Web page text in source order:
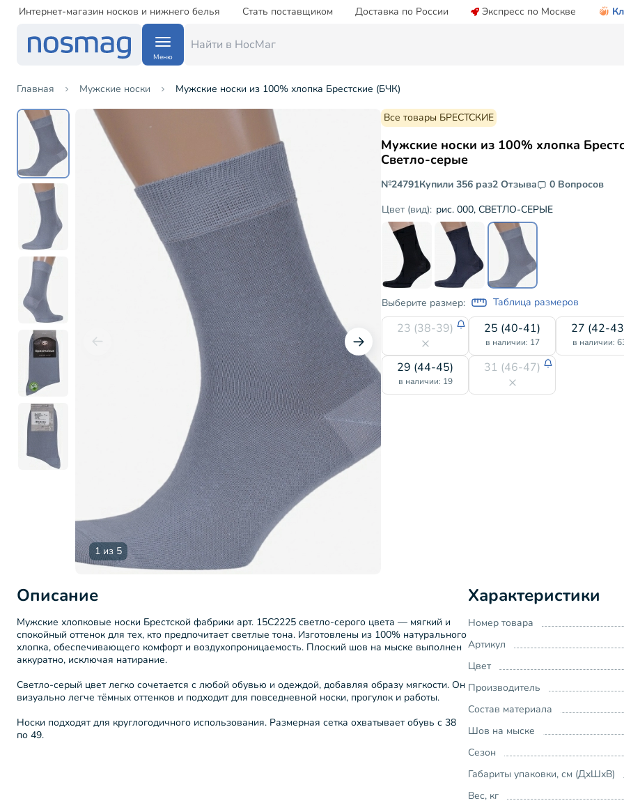
Интернет-магазин носков и нижнего белья Стать поставщиком Доставка по России Экспресс по Москве
Меню
Главная Мужские носки Мужские носки из 100% хлопка Брестские (БЧК)
1 из 5
Все товары БРЕСТСКИЕ
Мужские носки из 100% хлопка
Светло-серые
№24791Купили 356 раз2 Отзыва
0 Вопросов
Цвет (вид): рис. 000, СВЕТЛО-СЕРЫЕ
Выберите размер: Таблица размеров
23 (38-39) 25 (40-41)
в наличии: 17
27 (42-
в наличии:
29 (44-45)
в наличии: 19
31 (46-47)
Описание
Мужские хлопковые носки Брестской фабрики арт. 15С2225 светло-серого цвета — мягкий и
спокойный оттенок для тех, кто предпочитает светлые тона. Изготовлены из 100% натурального
хлопка, обеспечивающего комфорт и воздухопроницаемость. Плоский шов на мыске выполнен
аккуратно, исключая натирание.
Светло-серый цвет легко сочетается с любой обувью и одеждой, добавляя образу мягкости. Он
визуально легче тёмных оттенков и подходит для повседневной носки, прогулок и работы.
Носки подходят для круглогодичного использования. Размерная сетка охватывает обувь с 38
по 49.
Характеристики
Номер товара
Артикул
Цвет
Производитель
Состав материала
Шов на мыске
Сезон
Габариты упаковки, см (ДхШхВ)
Вес, кг